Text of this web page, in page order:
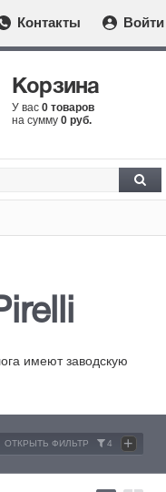
Контакты Войти
Корзина
У вас 0 товаров
на сумму 0 руб.
имеют заводскую
ОТКРЫТЬ ФИЛЬТР 4 +